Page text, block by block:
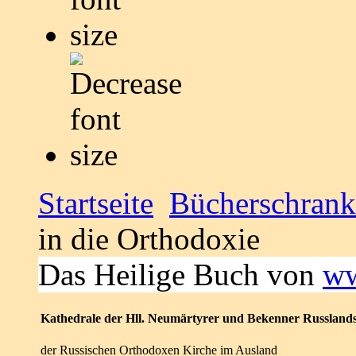
Startseite Bücherschrank
in die Orthodoxie
Das Heilige Buch von
Kathedrale der Hll. Neumärtyrer und Bekenner
der Russischen Orthodoxen Kirche im Ausland